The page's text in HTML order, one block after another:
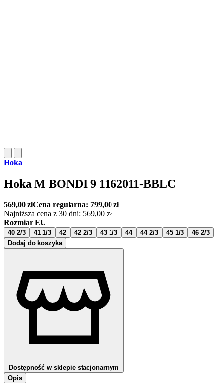
Hoka
Hoka M BONDI 9 1162011-BBLC
569,00złCena regularna: 799,00zł
Najniższa cena z 30 dni: 569,00 zł
Rozmiar EU
40 2/3 41 1/3 42 42 2/3 43 1/3 44 44 2/3 45 1/3
46 2/3
Dodaj do koszyka
Dostępność w sklepie stacjonarnym
Opis